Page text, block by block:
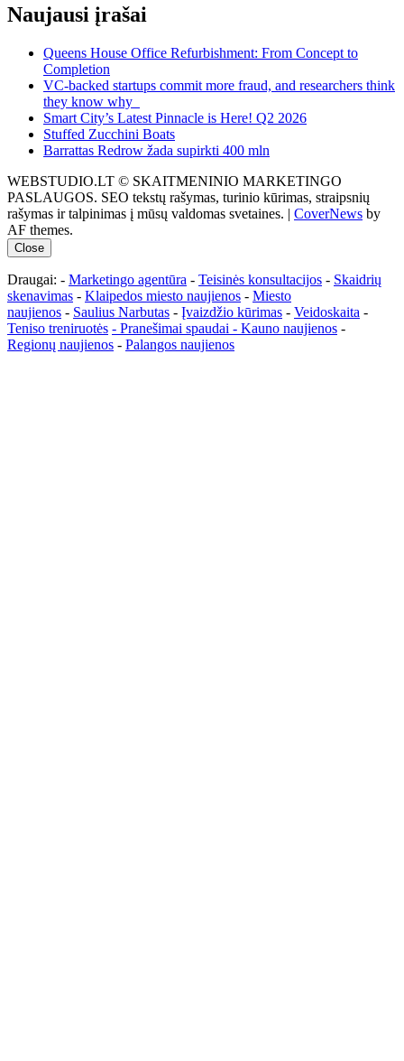
Naujausi įrašai
Queens House Office Refurbishment: From Concept to
Completion
VC-backed startups commit more fraud, and researchers think
they know why
Smart City’s Latest Pinnacle is Here! Q2 2026
Stuffed Zucchini Boats
Barrattas Redrow žada supirkti 400 mln
WEBSTUDIO.LT © SKAITMENINIO MARKETINGO
PASLAUGOS. SEO tekstų rašymas, turinio kūrimas, straipsnių
rašymas ir talpinimas į mūsų valdomas svetaines. | CoverNews by
AF themes.
Close
Draugai: - Marketingo agentūra - Teisinės konsultacijos - Skaidrių
skenavimas - Klaipedos miesto naujienos - Miesto
naujienos - Saulius Narbutas - Įvaizdžio kūrimas - Veidoskaita -
Teniso treniruotės - Pranešimai spaudai - Kauno naujienos -
Regionų naujienos - Palangos naujienos